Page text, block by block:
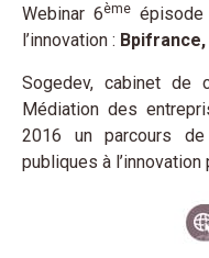
Webinar 6ème
l’innovation :
Sogedev, cabinet de
Médiation des
2016 un parcours
publiques à